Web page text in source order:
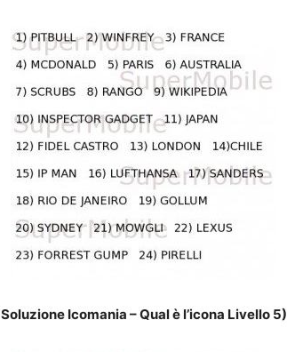
Soluzione Icomania – Qual è l’icona Livello 5)